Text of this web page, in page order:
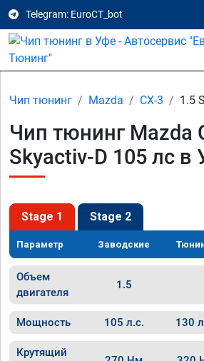
Telegram: EuroCT_bot
Чип тюнинг Mazda CX-3 1.5
Чип тюнинг Mazda
Skyactiv-D 105 лс в
Stage 1 Stage 2
Параметр Заводские
Объем
двигателя
1.5
Мощность 105 л.с. 130
Крутящий